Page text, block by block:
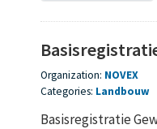
Organization: NOVEX
Categories: Landbouw
Basisregistratie